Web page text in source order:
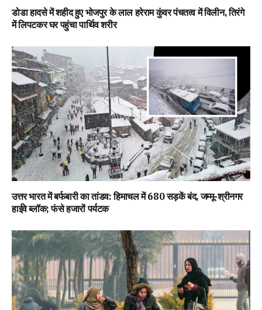
डोडा हादसे में शहीद हुए भोजपुर के लाल हरेराम कुंवर पंचतत्व में विलीन, तिरंगे
में लिपटकर घर पहुंचा पार्थिव शरीर
उत्तर भारत में बर्फबारी का तांडव: हिमाचल में 680 सड़कें बंद, जम्मू-श्रीनगर
हाईवे ब्लॉक; फंसे हजारों पर्यटक